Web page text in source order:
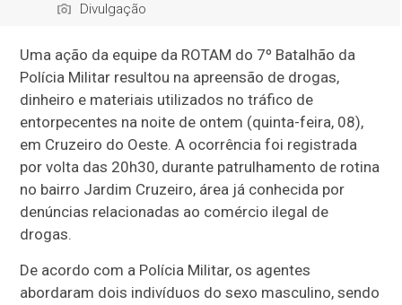
Divulgação
Uma ação da equipe da ROTAM do 7º Batalhão da
Polícia Militar resultou na apreensão de drogas,
dinheiro e materiais utilizados no tráfico de
entorpecentes na noite de ontem (quinta-feira, 08),
em Cruzeiro do Oeste. A ocorrência foi registrada
por volta das 20h30, durante patrulhamento de rotina
no bairro Jardim Cruzeiro, área já conhecida por
denúncias relacionadas ao comércio ilegal de
drogas.
De acordo com a Polícia Militar, os agentes
abordaram dois indivíduos do sexo masculino, sendo